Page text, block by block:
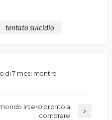
tentato suicidio
di 7 mesi mentre
intero pronto a
comprare